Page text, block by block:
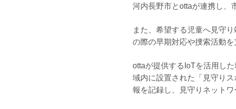
河内長野市とottaが連携し、
また、希望する児童へ見守
の際の早期対応や捜索活動を
ottaが提供するIoTを活用し
域内に設置された「見守り
報を記録し、見守りネットワ